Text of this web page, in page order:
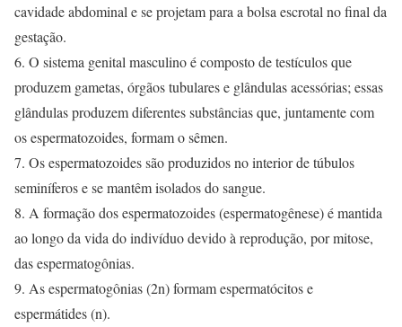
cavidade abdominal e se projetam para a bolsa escrotal no final da
gestação.
6. O sistema genital masculino é composto de testículos que
produzem gametas, órgãos tubulares e glândulas acessórias; essas
glândulas produzem diferentes substâncias que, juntamente com
os espermatozoides, formam o sêmen.
7. Os espermatozoides são produzidos no interior de túbulos
seminíferos e se mantêm isolados do sangue.
8. A formação dos espermatozoides (espermatogênese) é mantida
ao longo da vida do indivíduo devido à reprodução, por mitose,
das espermatogônias.
9. As espermatogônias (2n) formam espermatócitos e
espermátides (n).